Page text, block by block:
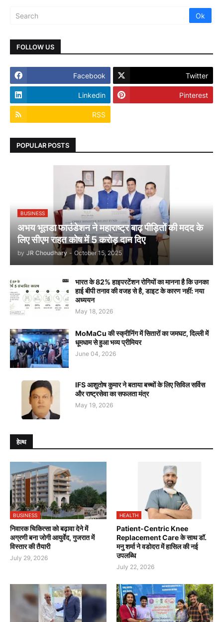
FOLLOW US
Facebook Twitter
Linkedin Pinterest
RSS
POPULAR POSTS
BUSINESS
अभय भूतडा फाउंडेशन ने महाराष्ट्र बाढ़ पीड़ितों की मदद के
लिए सीएम राहत कोष में 5 करोड़ दान दिए
by JR Choudhary - October 15, 2025
भारत के 82% हाइपरटेंशन रोगियों का मानना है कि उनका
हाई बीपी तनाव की वजह से है, डाइट के कारण नहीं: नया
अध्ययन
May 18, 2026
MoMaCu की स्क्रीनिंग में सितारों का जमघट, दिल्ली में
धूमधाम से हुआ भव्य प्रीमियर
June 04, 2026
IFS आशुतोष कुमार ने बताया बच्चों के लिए सिविल सर्विस
और राष्ट्रसेवा का सफलता मंत्र
May 19, 2026
हेल्थ
BUSINESS
निवारक चिकित्सा को बढ़ावा देने में
अग्रणी बना जोगी आयुर्वेद, गुजरात में
विस्तार की तैयारी
July 29, 2026
HEALTH
Patient-Centric Knee
Replacement Care के साथ डॉ.
मनु शर्मा ने वडोदरा में हासिल की नई
उपलब्धि
July 22, 2026